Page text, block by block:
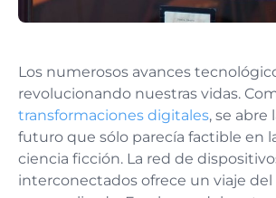
Los numerosos avances
revolucionando nuestras vidas.
transformaciones digitales, se abre
futuro que sólo parecía factible en
ciencia ficción. La red de
interconectados ofrece un viaje